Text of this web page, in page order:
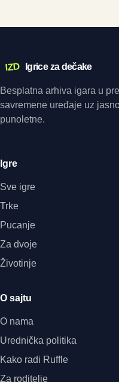
IZD Igrice za dečake
Besplatna arhiva igara u
savremene uređaje uz
punoletne.
Igre
Sve igre
Trke
Pucanje
Za dvoje
Životinje
O sajtu
O nama
Urednička politika
Kako radi Ruffle
Za roditelje